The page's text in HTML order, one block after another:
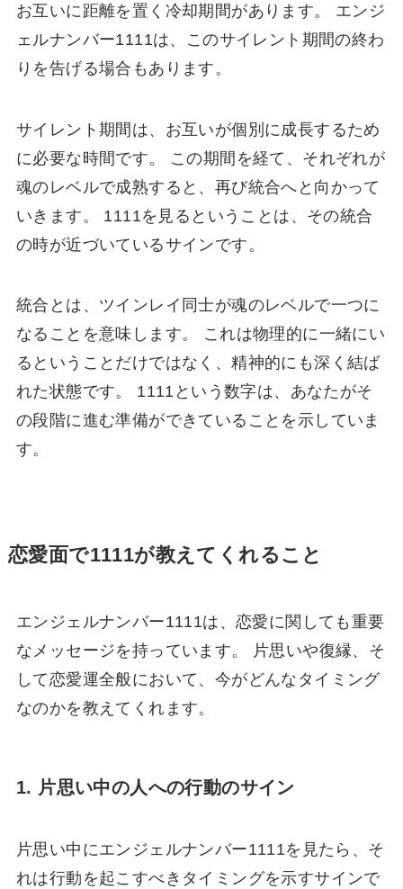
お互いに距離を置く冷却期間があります。 エンジ
ェルナンバー1111は、このサイレント期間の終わ
りを告げる場合もあります。
サイレント期間は、お互いが個別に成長するため
に必要な時間です。 この期間を経て、それぞれが
魂のレベルで成熟すると、再び統合へと向かって
いきます。 1111を見るということは、その統合
の時が近づいているサインです。
統合とは、ツインレイ同士が魂のレベルで一つに
なることを意味します。 これは物理的に一緒にい
るということだけではなく、精神的にも深く結ば
れた状態です。 1111という数字は、あなたがそ
の段階に進む準備ができていることを示していま
す。
恋愛面で1111が教えてくれること
エンジェルナンバー1111は、恋愛に関しても重要
なメッセージを持っています。 片思いや復縁、そ
して恋愛運全般において、今がどんなタイミング
なのかを教えてくれます。
1. 片思い中の人への行動のサイン
片思い中にエンジェルナンバー1111を見たら、そ
れは行動を起こすべきタイミングを示すサインで